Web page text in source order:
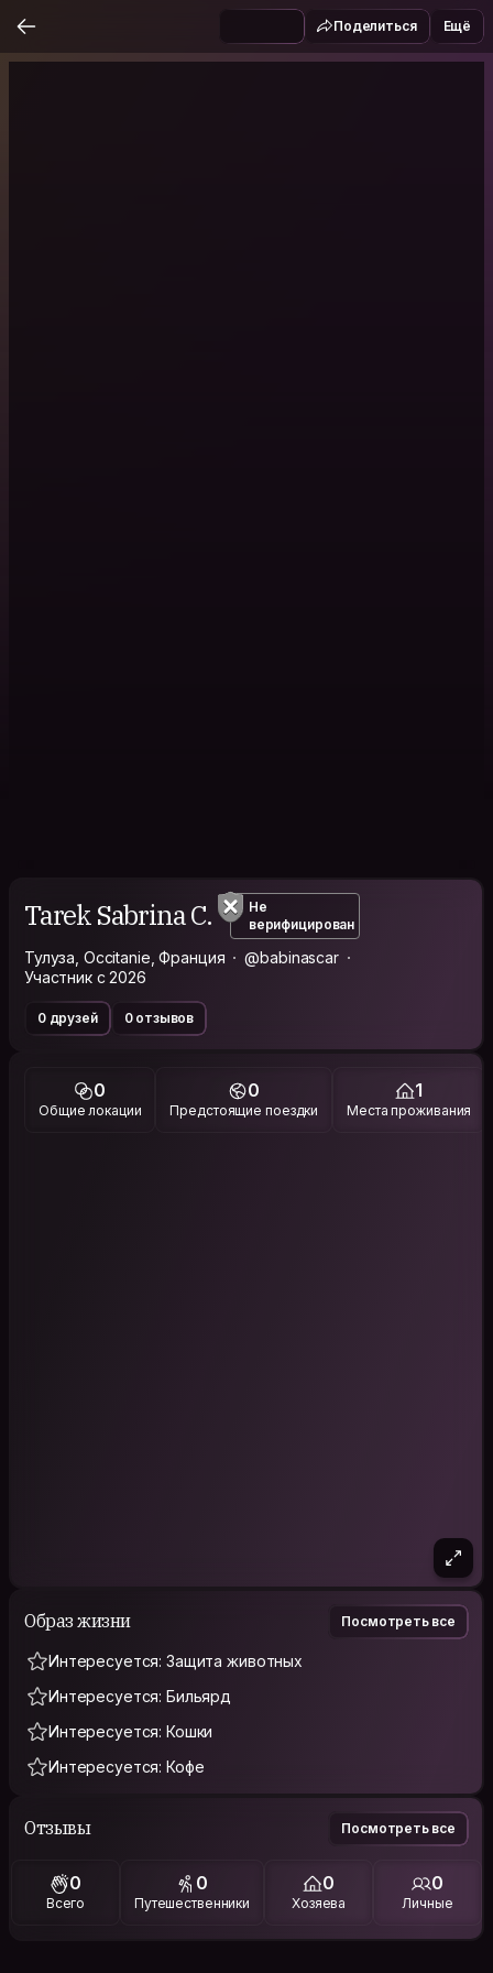
Поделиться Ещё
Tarek Sabrina C.
Не
верифицирован
Тулуза, Occitanie, Франция
@babinascar
Участник с 2026
0 друзей 0 отзывов
0
Общие локации
0
Предстоящие поездки
1
Места проживания
Образ жизни Посмотреть все
Интересуется: Защита животных
Интересуется: Бильярд
Интересуется: Кошки
Интересуется: Кофе
Отзывы Посмотреть все
0
Всего
0
Путешественники
0
Хозяева
0
Личные